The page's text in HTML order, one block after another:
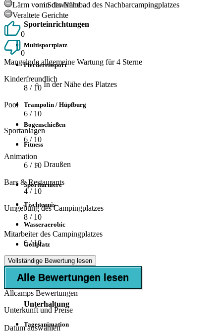
in der Nähe
Sporteinrichtungen
Multisportplatz
Pferdereitsport
In der Nähe des Platzes
Trampolin / Hüpfburg
Bogenschießen
Fitness
Draußen
Sportturniere
Tischtennis
Wasseraerobic
Golfplatz
in der Nähe
Unterhaltung
Tagesanimation
Lärm vom Schwimmbad des Nachbarcampingplatzes
Veraltete Gerichte
0
0
Mangelnde allgemeine Wartung für 4 Sterne
Kinderfreundlich
8 / 10
Pool
6 / 10
Sportanlagen
6 / 10
Animation
6 / 10
Bars & Restaurants
4/ 10
Umgebung des Campingplatzes
8 / 10
Mitarbeiter des Campingplatzes
6/ 10
Vollständige Bewertung lesen
Alle Bewertungen lesen
Allcamps Bewertungen
Unterkunft und Preise
Datum auswählen